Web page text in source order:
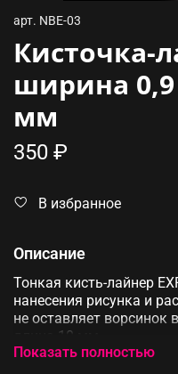
арт. NBE-03
Кисточка-
ширина
мм
350 ₽
В избранное
Описание
Тонкая кисть-лайнер
нанесения рисунка и
не оставляет
длина 10 мм
Показать полностью